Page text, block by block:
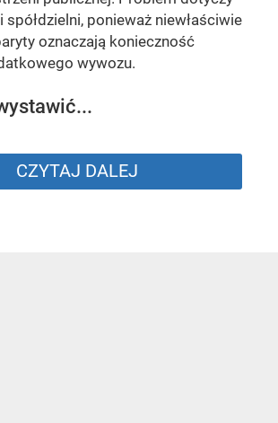
ponieważ niewłaściwie
oznaczają konieczność
wywozu.
CZYTAJ DALEJ